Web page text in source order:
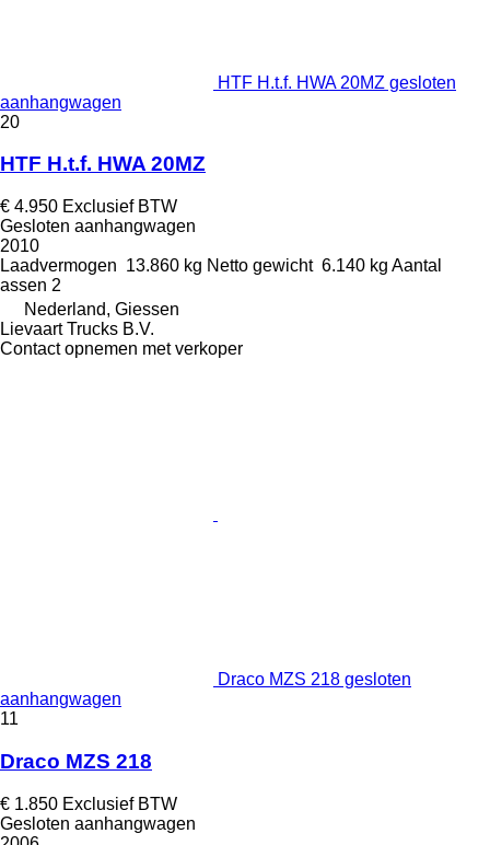
HTF H.t.f. HWA 20MZ gesloten
aanhangwagen
20
HTF H.t.f. HWA 20MZ
€ 4.950 Exclusief BTW
Gesloten aanhangwagen
2010
Laadvermogen 13.860 kg Netto gewicht 6.140 kg Aantal
assen 2
Nederland, Giessen
Lievaart Trucks B.V.
Contact opnemen met verkoper
Draco MZS 218 gesloten
aanhangwagen
11
Draco MZS 218
€ 1.850 Exclusief BTW
Gesloten aanhangwagen